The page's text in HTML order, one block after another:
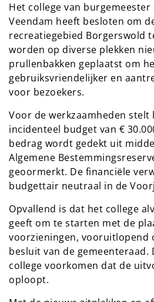
Het college van
Veendam heeft besloten om
recreatiegebied Borgerswold
worden op diverse plekken
prullenbakken geplaatst om
gebruiksvriendelijker en
voor bezoekers.
Voor de werkzaamheden stelt
incidenteel budget van €
bedrag wordt gedekt uit
Algemene
geoormerkt. De financiële
budgettair neutraal in de
Opvallend is dat het college
geeft om te starten met de
voorzieningen, vooruitlopend
besluit van de gemeenteraad.
college voorkomen dat de
oploopt.